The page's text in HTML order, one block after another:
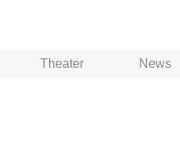
Theater News